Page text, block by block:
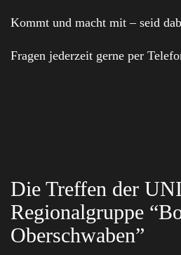
Kommt und macht mit – seid
Fragen jederzeit gerne per
Die Treffen der
Regionalgruppe
Oberschwaben”